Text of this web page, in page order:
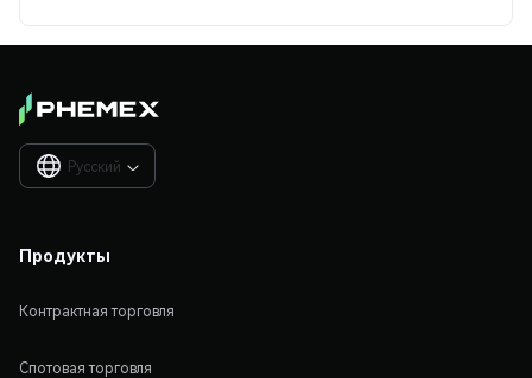
Русский 
Продукты
Контрактная торговля
Спотовая торговля